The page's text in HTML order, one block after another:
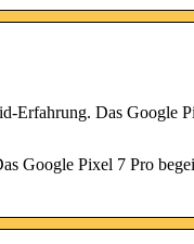
Erfahrung. Das Google
Google Pixel 7 Pro